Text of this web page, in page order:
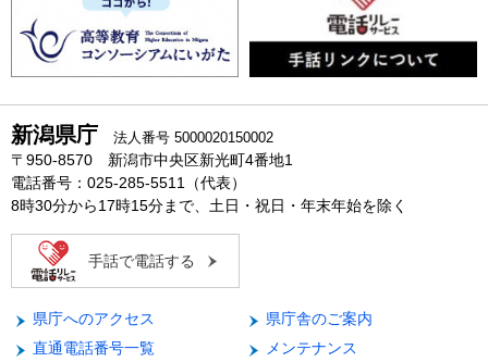
新潟県庁 法人番号 5000020150002
〒950-8570 新潟市中央区新光町4番地1
電話番号：025-285-5511（代表）
8時30分から17時15分まで、土日・祝日・年末年始を除く
手話で電話する
県庁へのアクセス
県庁舎のご案内
直通電話番号一覧
メンテナンス